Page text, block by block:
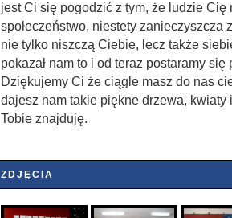
jest Ci się pogodzić z tym, że ludzie Cię
społeczeństwo, niestety zanieczyszcza
nie tylko niszczą Ciebie, lecz także
pokazał nam to i od teraz postaramy
Dziękujemy Ci że ciągle masz do nas
dajesz nam takie piękne drzewa, kwiaty
Tobie znajduję.
ZDJĘCIA